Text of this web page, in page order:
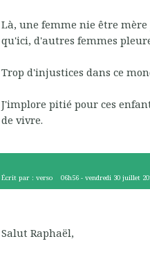
Là, une femme nie être
qu'ici, d'autres femmes
Trop d'injustices dans ce
J'implore pitié pour ces
de vivre.
Écrit par : verso 06h56 -vendredi 30 juillet
Salut Raphaël,